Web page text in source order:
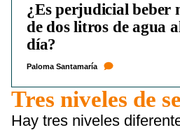
¿Es perjudicial beber
de dos litros de agua
día?
Paloma Santamaría
Tres niveles de
Hay tres niveles